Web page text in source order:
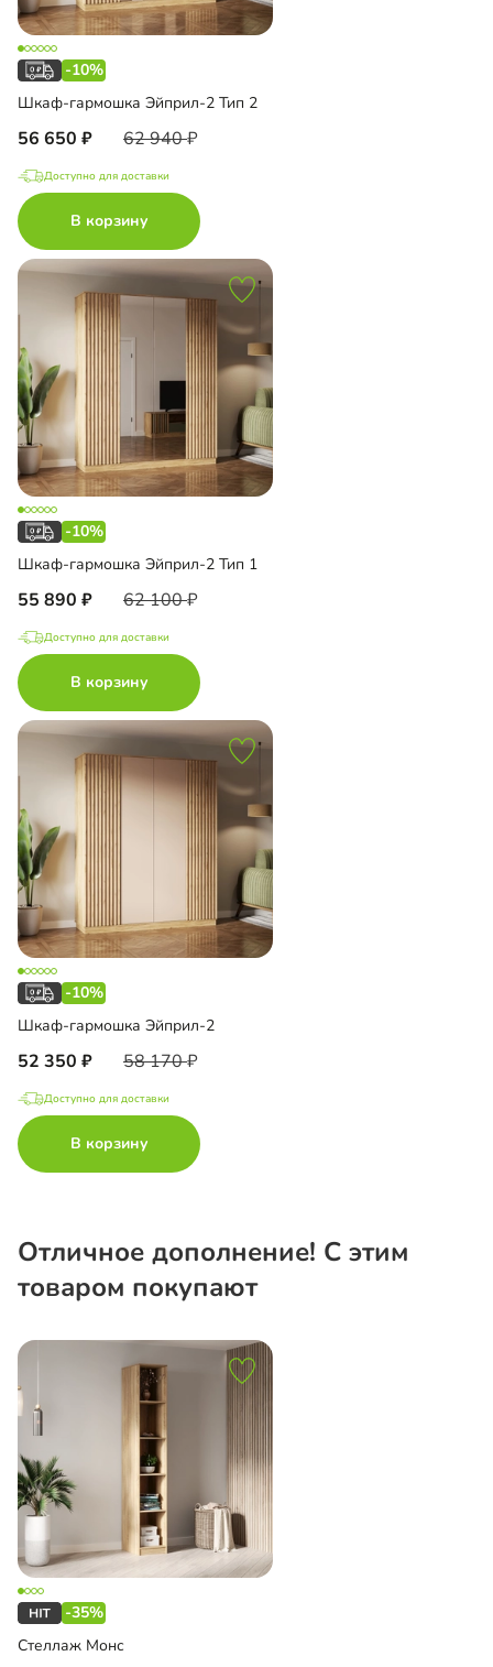
-10%
Шкаф-гармошка Эйприл-2 Тип 2
56 650 62 940
Доступно для доставки
В корзину
-10%
Шкаф-гармошка Эйприл-2 Тип 1
55 890 62 100
Доступно для доставки
В корзину
-10%
Шкаф-гармошка Эйприл-2
52 350 58 170
Доступно для доставки
В корзину
Отличное дополнение! С этим
товаром покупают
-35%
Стеллаж Монс